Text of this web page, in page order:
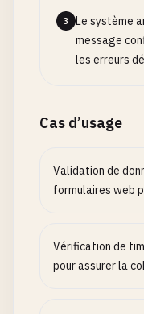
3
Le système
message
les erreurs
Cas d’usage
Validation de
formulaires web
Vérification de
pour assurer la